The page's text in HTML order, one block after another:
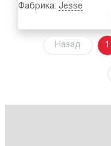
Фабрика: Jesse
Назад 1